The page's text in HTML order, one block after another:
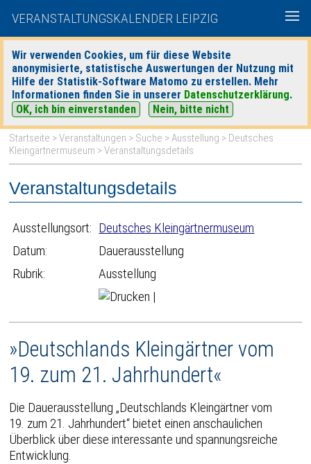
VERANSTALTUNGSKALENDER LEIPZIG
Wir verwenden Cookies, um für diese Website
anonymisierte, statistische Auswertungen der Nutzung mit
Hilfe der Statistik-Software Matomo zu erstellen. Mehr
Informationen finden Sie in unserer Datenschutzerklärung.
OK, ich bin einverstanden
Nein, bitte nicht
heute|morgen| Detaillierte Suche
Startseite >Veranstaltungen > Suche >Ausstellung > Deutsches
Kleingärtnermuseum > Veranstaltungsdetails
Veranstaltungsdetails
Ausstellungsort: Deutsches Kleingärtnermuseum
Datum:
Dauerausstellung
Rubrik:
Ausstellung
|
»Deutschlands Kleingärtner vom
19. zum 21. Jahrhundert«
Die Dauerausstellung „Deutschlands Kleingärtner vom
19. zum 21. Jahrhundert“ bietet einen anschaulichen
Überblick über diese interessante und spannungsreiche
Entwicklung.